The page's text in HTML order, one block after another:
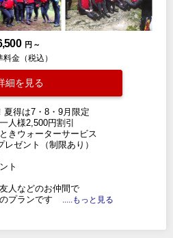
円 ～
料金（税込）
細を見る
夏得は7・8・9月限定
人様2,500円割引
きウォーターサービス
ゼント（制限あり）
ト
人などのお仲間で
プランです
.....もっと見る